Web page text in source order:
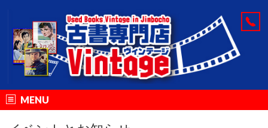
MENU